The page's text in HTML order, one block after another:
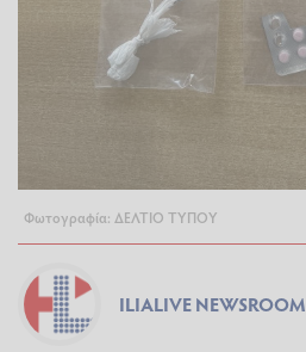
Φωτογραφία: ΔΕΛΤΙΟ ΤΥΠΟΥ
ILIALIVE NEWSROOM